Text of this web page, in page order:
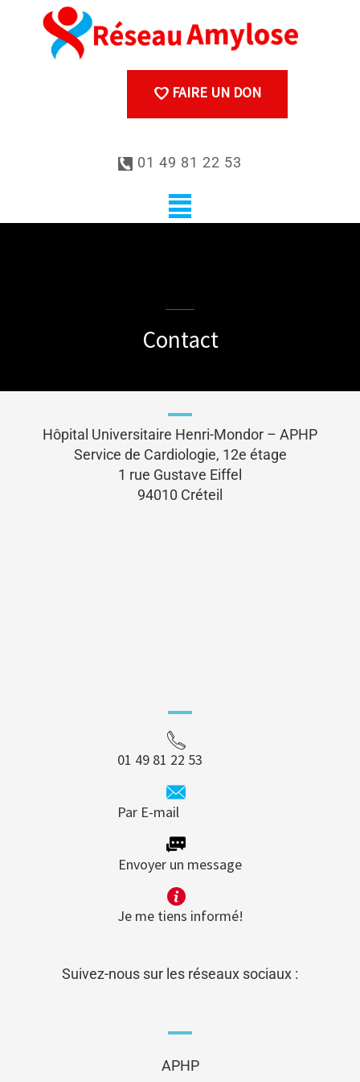
FAIRE UN DON
01 49 81 22 53
Contact
Hôpital Universitaire Henri-Mondor – APHP
Service de Cardiologie, 12e étage
1 rue Gustave Eiffel
94010 Créteil
01 49 81 22 53
Par E-mail
Envoyer un message
Je me tiens informé!
Suivez-nous sur les réseaux sociaux :
APHP